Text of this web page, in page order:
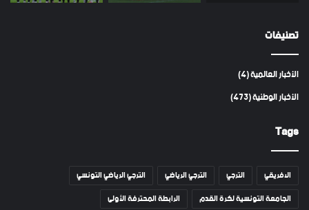
تصنيفات
الأخبار العالمية(4)
الأخبار الوطنية(473)
Tags
الافريقي الترجي الترجي الرياضي
الترجي الرياضي التونسي
الجامعة التونسية لكرة القدم
الرابطة المحترفة الأولى